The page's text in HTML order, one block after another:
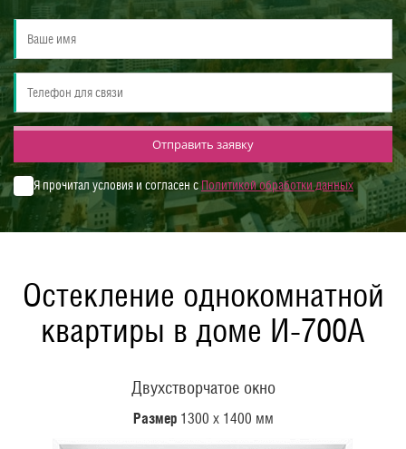
Отправить заявку
Я прочитал условия и согласен сПолитикой обработки данных
Остекление однокомнатной
квартиры в доме И-700А
Двухстворчатое окно
Размер1300 х 1400 мм